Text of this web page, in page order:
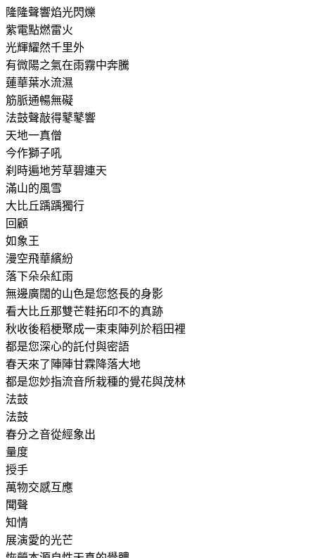
隆隆聲響焰光閃爍
紫電點燃雷火
光輝耀然千里外
有微陽之氣在雨霧中奔騰
蓮華葉水流濕
筋脈通暢無礙
法鼓聲敲得鼕鼕響
天地一真僧
今作獅子吼
刹時遍地芳草碧連天
滿山的風雪
大比丘踽踽獨行
回顧
如象王
漫空飛華繽紛
落下朵朵紅雨
無邊廣闊的山色是您悠長的身影
看大比丘那雙芒鞋拓印不的真跡
秋收後稻梗聚成一束束陣列於稻田裡
都是您深心的託付與密語
春天來了陣陣甘霖降落大地
都是您妙指流音所栽種的覺花與茂林
法鼓
法鼓
春分之音從經象出
量度
授手
萬物交感互應
聞聲
知情
展演愛的光芒